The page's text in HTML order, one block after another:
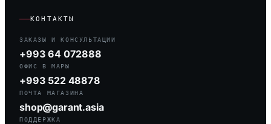
КОНТАКТЫ
ЗАКАЗЫ И КОНСУЛЬТАЦИИ
+993 64 072888
ОФИС В МАРЫ
+993 522 48878
ПОЧТА МАГАЗИНА
shop@garant.asia
ПОДДЕРЖКА